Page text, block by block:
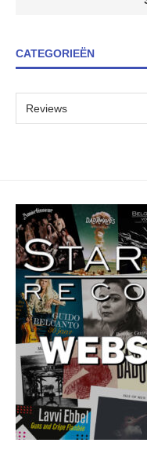
CATEGORIEËN